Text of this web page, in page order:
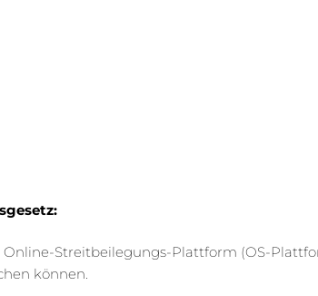
Streitbeilegungs-Plattform (OS-
können.